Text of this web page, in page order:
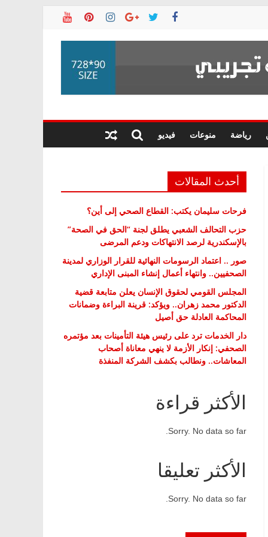
رياضة منوعات فيديو
أحدث المقالات
فرحات سليمان يكتب: القطاع الصحي إلى أين؟
حزب التحالف الشعبي يطلق لجنة “الحق في الصحة”
بالإسكندرية لرصد الانتهاكات ودعم المرضى
صور .. اعتماد الرسومات النهائية للقرار الوزاري لمدينة
الصحفيين.. وانتهاء أعمال إنشاء المبنى الإداري
المجلس القومي لحقوق الإنسان يعلن متابعة قضية
الدكتور محمد زهران.. ويؤكد: قرينة البراءة وضمانات
المحاكمة العادلة حق أصيل
دار الخدمات ترد على رئيس هيئة التأمينات بعد مؤتمره
الصحفي: إنكار الأزمة لا ينهي معاناة أصحاب
المعاشات.. ونطالب بكشف الشركة المنفذة
الأكثر قراءة
Sorry. No data so far.
الأكثر تعليقا
Sorry. No data so far.